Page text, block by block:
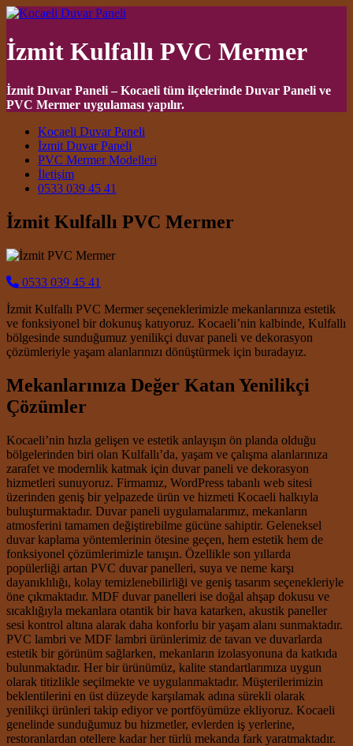
İzmit Kulfallı PVC Mermer
İzmit Duvar Paneli – Kocaeli tüm ilçelerinde Duvar Paneli ve
PVC Mermer uygulaması yapılır.
Main Navigation
Kocaeli Duvar Paneli
İzmit Duvar Paneli
PVC Mermer Modelleri
İletişim
0533 039 45 41
İzmit Kulfallı PVC Mermer
0533 039 45 41
İzmit Kulfallı PVC Mermer seçeneklerimizle mekanlarınıza estetik
ve fonksiyonel bir dokunuş katıyoruz. Kocaeli’nin kalbinde, Kulfallı
bölgesinde sunduğumuz yenilikçi duvar paneli ve dekorasyon
çözümleriyle yaşam alanlarınızı dönüştürmek için buradayız.
Mekanlarınıza Değer Katan Yenilikçi
Çözümler
Kocaeli’nin hızla gelişen ve estetik anlayışın ön planda olduğu
bölgelerinden biri olan Kulfallı’da, yaşam ve çalışma alanlarınıza
zarafet ve modernlik katmak için duvar paneli ve dekorasyon
hizmetleri sunuyoruz. Firmamız, WordPress tabanlı web sitesi
üzerinden geniş bir yelpazede ürün ve hizmeti Kocaeli halkıyla
buluşturmaktadır. Duvar paneli uygulamalarımız, mekanların
atmosferini tamamen değiştirebilme gücüne sahiptir. Geleneksel
duvar kaplama yöntemlerinin ötesine geçen, hem estetik hem de
fonksiyonel çözümlerimizle tanışın. Özellikle son yıllarda
popülerliği artan PVC duvar panelleri, suya ve neme karşı
dayanıklılığı, kolay temizlenebilirliği ve geniş tasarım seçenekleriyle
öne çıkmaktadır. MDF duvar panelleri ise doğal ahşap dokusu ve
sıcaklığıyla mekanlara otantik bir hava katarken, akustik paneller
sesi kontrol altına alarak daha konforlu bir yaşam alanı sunmaktadır.
PVC lambri ve MDF lambri ürünlerimiz de tavan ve duvarlarda
estetik bir görünüm sağlarken, mekanların izolasyonuna da katkıda
bulunmaktadır. Her bir ürünümüz, kalite standartlarımıza uygun
olarak titizlikle seçilmekte ve uygulanmaktadır. Müşterilerimizin
beklentilerini en üst düzeyde karşılamak adına sürekli olarak
yenilikçi ürünleri takip ediyor ve portföyümüze ekliyoruz. Kocaeli
genelinde sunduğumuz bu hizmetler, evlerden iş yerlerine,
restoranlardan otellere kadar her türlü mekanda fark yaratmaktadır.